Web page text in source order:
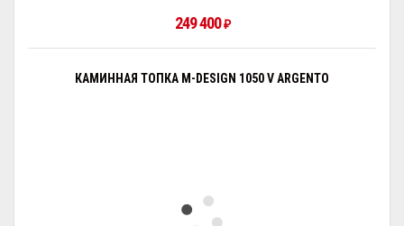
249 400₽
КАМИННАЯ ТОПКА M-DESIGN 1050 V ARGENTO